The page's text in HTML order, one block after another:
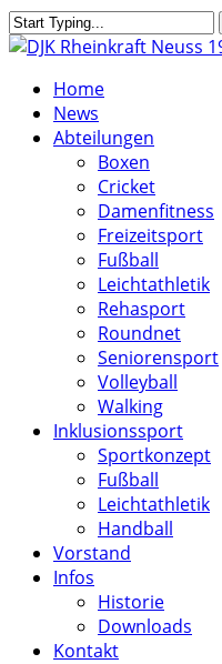
Skip
to
content
Close
search
MenuHome
News
Abteilungen
Boxen
Cricket
Damenfitness
Freizeitsport
Fußball
Leichtathletik
Rehasport
Roundnet
Seniorensport
Volleyball
Walking
Inklusionssport
Sportkonzept
Fußball
Leichtathletik
Handball
Vorstand
Infos
Historie
Downloads
Kontakt